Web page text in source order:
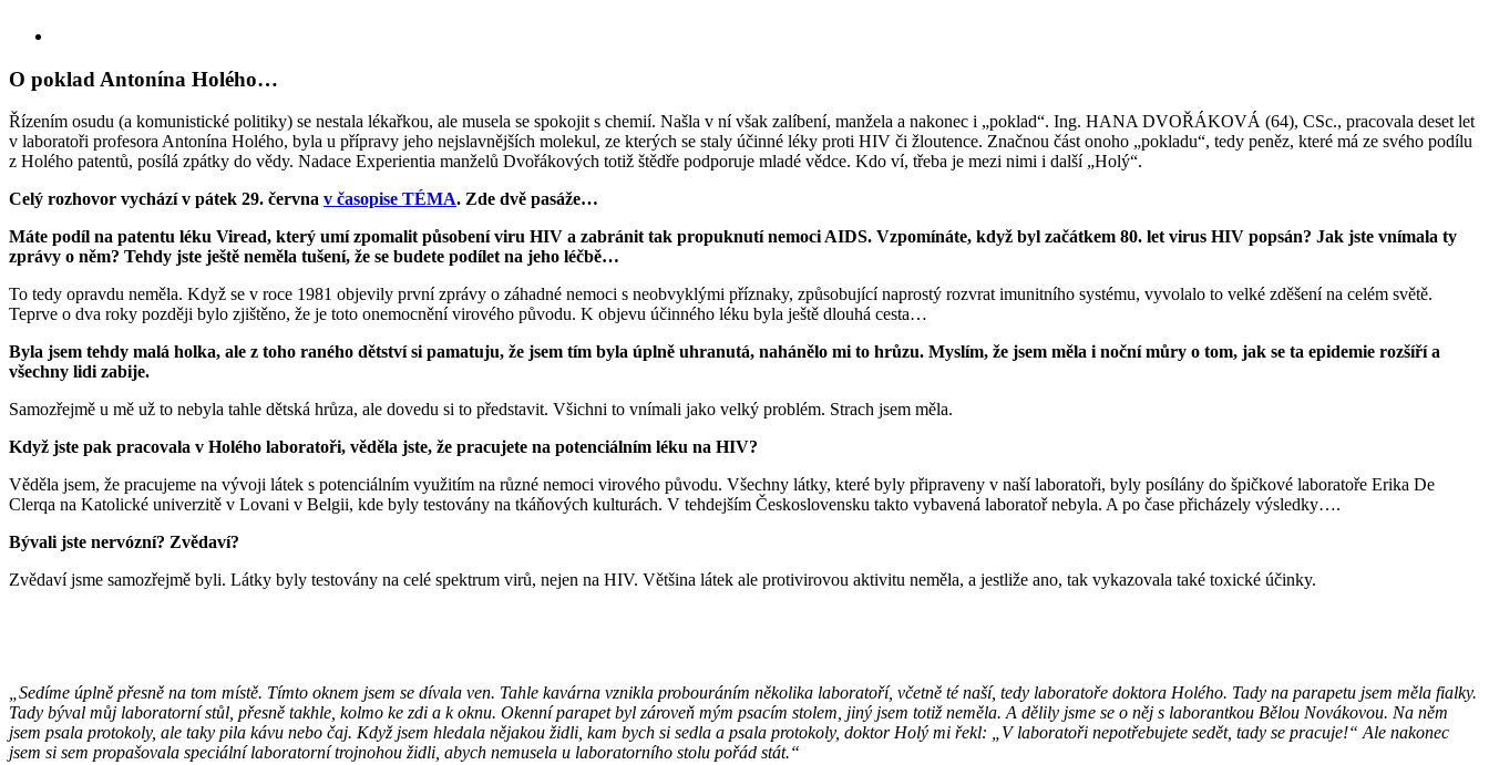
Image
O poklad Antonína Holého…
Řízením osudu (a komunistické politiky) se nestala lékařkou, ale musela se spokojit s chemií. Našla v ní však zalíbení, manžela a nakonec i „poklad“. Ing. HANA DVOŘÁKOVÁ (64), CSc., pracovala deset let
v laboratoři profesora Antonína Holého, byla u přípravy jeho nejslavnějších molekul, ze kterých se staly účinné léky proti HIV či žloutence. Značnou část onoho „pokladu“, tedy peněz, které má ze svého podílu
z Holého patentů, posílá zpátky do vědy. Nadace Experientia manželů Dvořákových totiž štědře podporuje mladé vědce. Kdo ví, třeba je mezi nimi i další „Holý“.
Celý rozhovor vychází v pátek 29. června v časopise TÉMA. Zde dvě pasáže…
Máte podíl na patentu léku Viread, který umí zpomalit působení viru HIV a zabránit tak propuknutí nemoci AIDS. Vzpomínáte, když byl začátkem 80. let virus HIV popsán? Jak jste vnímala ty
zprávy o něm? Tehdy jste ještě neměla tušení, že se budete podílet na jeho léčbě…
To tedy opravdu neměla. Když se v roce 1981 objevily první zprávy o záhadné nemoci s neobvyklými příznaky, způsobující naprostý rozvrat imunitního systému, vyvolalo to velké zděšení na celém světě.
Teprve o dva roky později bylo zjištěno, že je toto onemocnění virového původu. K objevu účinného léku byla ještě dlouhá cesta…
Byla jsem tehdy malá holka, ale z toho raného dětství si pamatuju, že jsem tím byla úplně uhranutá, nahánělo mi to hrůzu. Myslím, že jsem měla i noční můry o tom, jak se ta epidemie rozšíří a
všechny lidi zabije.
Samozřejmě u mě už to nebyla tahle dětská hrůza, ale dovedu si to představit. Všichni to vnímali jako velký problém. Strach jsem měla.
Když jste pak pracovala v Holého laboratoři, věděla jste, že pracujete na potenciálním léku na HIV?
Věděla jsem, že pracujeme na vývoji látek s potenciálním využitím na různé nemoci virového původu. Všechny látky, které byly připraveny v naší laboratoři, byly posílány do špičkové laboratoře Erika De
Clerqa na Katolické univerzitě v Lovani v Belgii, kde byly testovány na tkáňových kulturách. V tehdejším Československu takto vybavená laboratoř nebyla. A po čase přicházely výsledky….
Bývali jste nervózní? Zvědaví?
Zvědaví jsme samozřejmě byli. Látky byly testovány na celé spektrum virů, nejen na HIV. Většina látek ale protivirovou aktivitu neměla, a jestliže ano, tak vykazovala také toxické účinky.
„Sedíme úplně přesně na tom místě. Tímto oknem jsem se dívala ven. Tahle kavárna vznikla probouráním několika laboratoří, včetně té naší, tedy laboratoře doktora Holého. Tady na parapetu jsem měla fialky.
Tady býval můj laboratorní stůl, přesně takhle, kolmo ke zdi a k oknu. Okenní parapet byl zároveň mým psacím stolem, jiný jsem totiž neměla. A dělily jsme se o něj s laborantkou Bělou Novákovou. Na něm
jsem psala protokoly, ale taky pila kávu nebo čaj. Když jsem hledala nějakou židli, kam bych si sedla a psala protokoly, doktor Holý mi řekl: „V laboratoři nepotřebujete sedět, tady se pracuje!“ Ale nakonec
jsem si sem propašovala speciální laboratorní trojnohou židli, abych nemusela u laboratorního stolu pořád stát.“